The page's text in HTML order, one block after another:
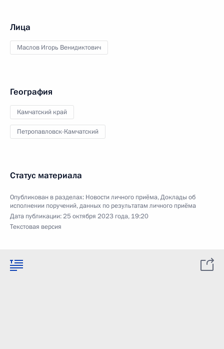
Лица
Маслов Игорь Венидиктович
География
Камчатский край
Петропавловск-Камчатский
Статус материала
Опубликован в разделах: Новости личного приёма,Доклады об
исполнении поручений, данных по результатам личного приёма
Дата публикации:25 октября 2023 года, 19:20
Текстовая версия